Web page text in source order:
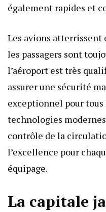
également rapides et
Les avions
les passagers sont
l’aéroport est très
assurer une sécurité
exceptionnel pour tous
technologies
contrôle de la
l’excellence pour
équipage.
La capitale